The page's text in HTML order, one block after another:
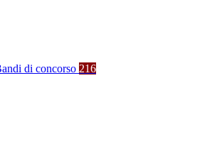
di concorso 216